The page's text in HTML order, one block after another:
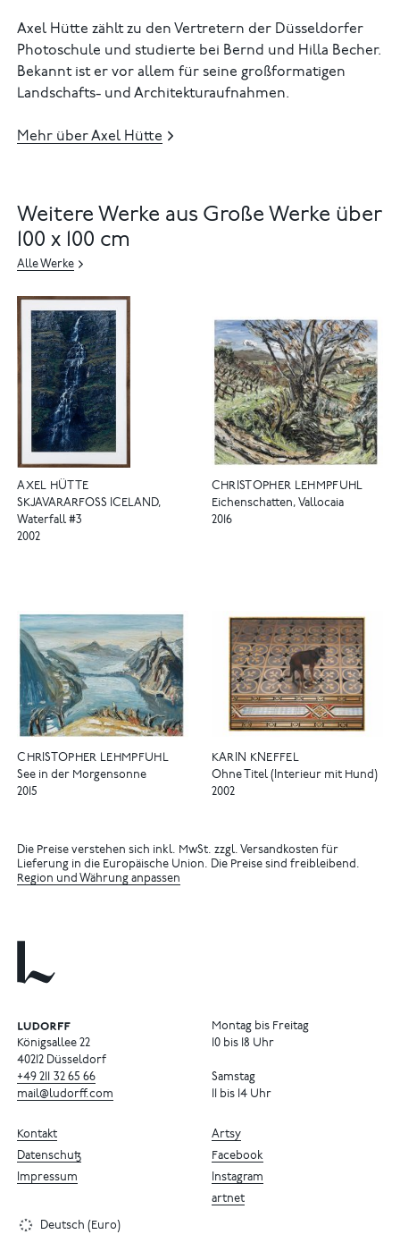
Axel Hütte zählt zu den Vertretern der Düsseldorfer
Photoschule und studierte bei Bernd und Hilla Becher.
Bekannt ist er vor allem für seine großformatigen
Landschafts- und Architekturaufnahmen.
Mehr über Axel Hütte
Weitere Werke aus Große Werke über
100 x 100 cm
Alle Werke
AXEL HÜTTE
SKJAVARARFOSS ICELAND,
Waterfall #3
2002
CHRISTOPHER LEHMPFUHL
Eichenschatten, Vallocaia
2016
CHRISTOPHER LEHMPFUHL
See in der Morgensonne
2015
KARIN KNEFFEL
Ohne Titel (Interieur mit Hund)
2002
Die Preise verstehen sich inkl. MwSt. zzgl. Versandkosten für
Lieferung in die Europäische Union. Die Preise sind freibleibend.
Region und Währung anpassen
Königsallee 22
40212 Düsseldorf
+49 211 32 65 66
mail@ludorff.com
Montag bis Freitag
10 bis 18 Uhr
Samstag
11 bis 14 Uhr
Artsy
Facebook
Instagram
artnet
Kontakt
Datenschutz
Impressum
Deutsch (Euro)